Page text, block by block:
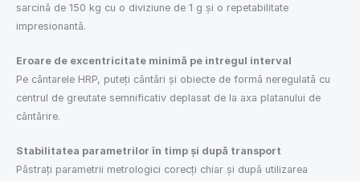
sarcină de 150 kg cu o diviziune de 1 g și o repetabilitate
impresionantă.
Eroare de excentricitate minimă pe intregul interval
Pe cântarele HRP, puteți cântări și obiecte de formă neregulată cu
centrul de greutate semnificativ deplasat de la axa platanului de
cântărire.
Stabilitatea parametrilor în timp și după transport
Păstrați parametrii metrologici corecți chiar și după utilizarea